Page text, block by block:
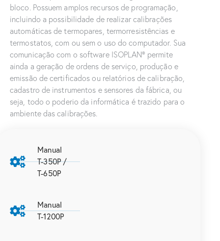
bloco. Possuem amplos recursos de programação,
incluindo a possibilidade de realizar calibrações
automáticas de termopares, termorresistências e
termostatos, com ou sem o uso do computador. Sua
comunicação com o software ISOPLAN® permite
ainda a geração de ordens de serviço, produção e
emissão de certificados ou relatórios de calibração,
cadastro de instrumentos e sensores da fábrica, ou
seja, todo o poderio da informática é trazido para o
ambiente das calibrações.
Manual
T-350P /
T-650P
Manual
T-1200P